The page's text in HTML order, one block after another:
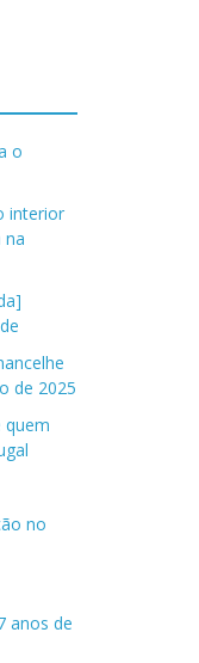
o
interior
na
de 2025
quem
no
anos de